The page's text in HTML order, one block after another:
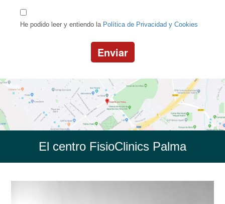
He podido leer y entiendo la Política de Privacidad y Cookies
Enviar
El centro FisioClinics Palma